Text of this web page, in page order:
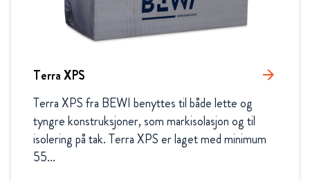
Terra XPS arrow_forward
Terra XPS fra BEWI benyttes til både lette og
tyngre konstruksjoner, som markisolasjon og til
isolering på tak. Terra XPS er laget med minimum
55...